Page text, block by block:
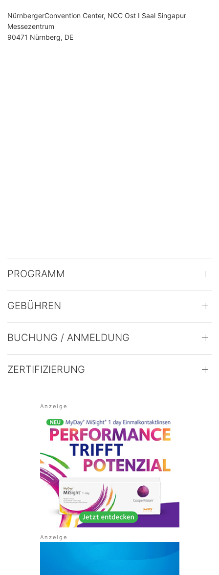
NürnbergerConvention Center, NCC Ost I Saal Singapur
Messezentrum
90471 Nürnberg, DE
PROGRAMM
GEBÜHREN
BUCHUNG / ANMELDUNG
ZERTIFIZIERUNG